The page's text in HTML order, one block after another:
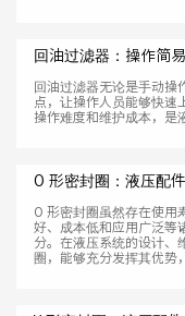
回油过滤器：操作简
回油过滤器无论是手动操
点，让操作人员能够快速
操作难度和维护成本，是
O 形密封圈：液压配
O 形密封圈虽然存在使用
好、成本低和应用广泛等
分。在液压系统的设计、
圈，能够充分发挥其优势